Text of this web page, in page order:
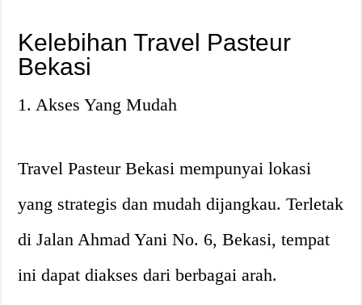
Kelebihan Travel Pasteur
Bekasi
1. Akses Yang Mudah
Travel Pasteur Bekasi mempunyai lokasi
yang strategis dan mudah dijangkau. Terletak
di Jalan Ahmad Yani No. 6, Bekasi, tempat
ini dapat diakses dari berbagai arah.